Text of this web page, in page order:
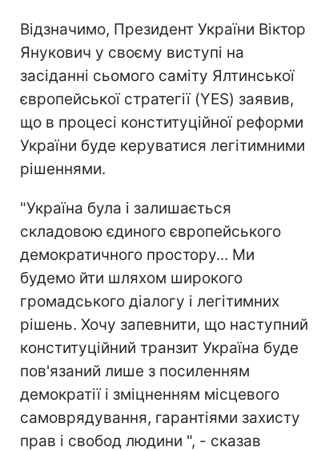
Відзначимо, Президент України Віктор
Янукович у своєму виступі на
засіданні сьомого саміту Ялтинської
європейської стратегії (YES) заявив,
що в процесі конституційної реформи
України буде керуватися легітимними
рішеннями.
"Україна була і залишається
складовою єдиного європейського
демократичного простору... Ми
будемо йти шляхом широкого
громадського діалогу і легітимних
рішень. Хочу запевнити, що наступний
конституційний транзит Україна буде
пов'язаний лише з посиленням
демократії і зміцненням місцевого
самоврядування, гарантіями захисту
прав і свобод людини ", - сказав